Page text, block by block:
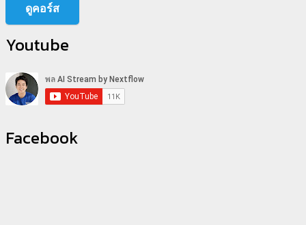
ดูคอร์ส
Youtube
Facebook